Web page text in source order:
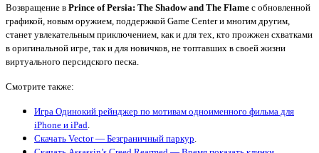
Возвращение в Prince of Persia: The Shadow and The Flame с обновленной
графикой, новым оружием, поддержкой Game Center и многим другим,
станет увлекательным приключением, как и для тех, кто прожжен схватками
в оригинальной игре, так и для новичков, не топтавших в своей жизни
виртуального персидского песка.
Смотрите также:
Игра Одинокий рейнджер по мотивам одноименного фильма для
iPhone и iPad
Скачать Vector — Безграничный паркур